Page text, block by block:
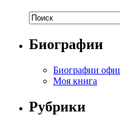
Биографии
Биографии
Моя книга
Рубрики